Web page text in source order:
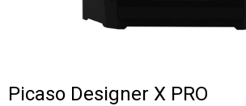
Picaso Designer X PRO